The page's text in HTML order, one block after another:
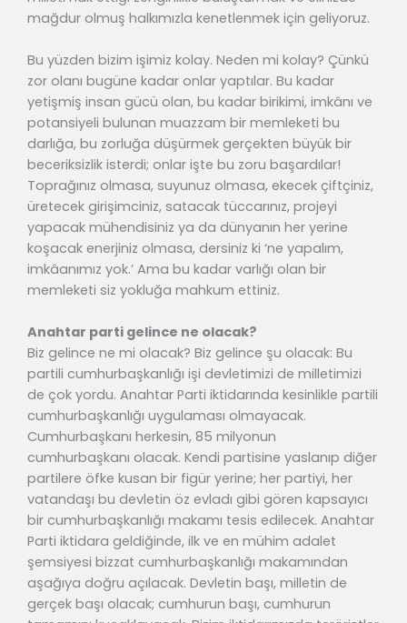
mağdur olmuş halkımızla kenetlenmek için geliyoruz.
Bu yüzden bizim işimiz kolay. Neden mi kolay? Çünkü
zor olanı bugüne kadar onlar yaptılar. Bu kadar
yetişmiş insan gücü olan, bu kadar birikimi, imkânı ve
potansiyeli bulunan muazzam bir memleketi bu
darlığa, bu zorluğa düşürmek gerçekten büyük bir
beceriksizlik isterdi; onlar işte bu zoru başardılar!
Toprağınız olmasa, suyunuz olmasa, ekecek çiftçiniz,
üretecek girişimciniz, satacak tüccarınız, projeyi
yapacak mühendisiniz ya da dünyanın her yerine
koşacak enerjiniz olmasa, dersiniz ki ‘ne yapalım,
imkâanımız yok.’ Ama bu kadar varlığı olan bir
memleketi siz yokluğa mahkum ettiniz.
Anahtar parti gelince ne olacak?
Biz gelince ne mi olacak? Biz gelince şu olacak: Bu
partili cumhurbaşkanlığı işi devletimizi de milletimizi
de çok yordu. Anahtar Parti iktidarında kesinlikle partili
cumhurbaşkanlığı uygulaması olmayacak.
Cumhurbaşkanı herkesin, 85 milyonun
cumhurbaşkanı olacak. Kendi partisine yaslanıp diğer
partilere öfke kusan bir figür yerine; her partiyi, her
vatandaşı bu devletin öz evladı gibi gören kapsayıcı
bir cumhurbaşkanlığı makamı tesis edilecek. Anahtar
Parti iktidara geldiğinde, ilk ve en mühim adalet
şemsiyesi bizzat cumhurbaşkanlığı makamından
aşağıya doğru açılacak. Devletin başı, milletin de
gerçek başı olacak; cumhurun başı, cumhurun